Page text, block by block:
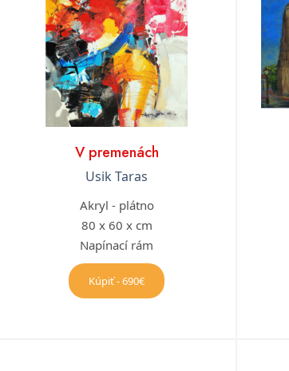
V premenách
Usik Taras
Akryl - plátno
80 x 60 x cm
Napínací rám
Kúpiť - 690€